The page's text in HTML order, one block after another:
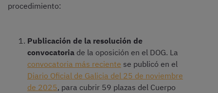
procedimiento:
Publicación de la resolución de
convocatoria de la oposición en el DOG. La
convocatoria más reciente se publicó en el
Diario Oficial de Galicia del 25 de noviembre
de 2025, para cubrir 59 plazas del Cuerpo